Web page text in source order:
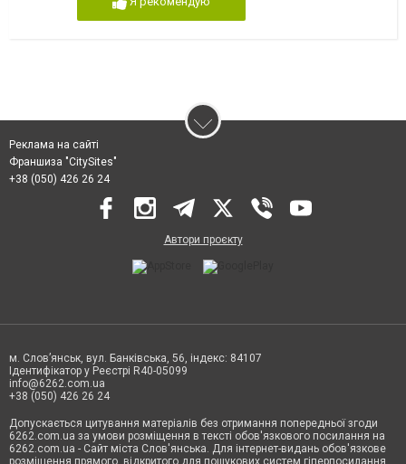
Реклама на сайті
Франшиза "CitySites"
+38 (050) 426 26 24
Автори проєкту
м. Слов’янськ, вул. Банківська, 56, індекс: 84107
Ідентифікатор у Реєстрі R40-05099
info@6262.com.ua
+38 (050) 426 26 24
Допускається цитування матеріалів без отримання попередньої згоди
6262.com.ua за умови розміщення в тексті обов'язкового посилання на
6262.com.ua - Сайт міста Слов'янська. Для інтернет-видань обов'язкове
розміщення прямого, відкритого для пошукових систем гіперпосилання